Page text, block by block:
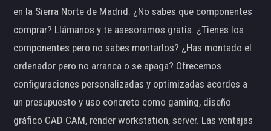
en la Sierra Norte de Madrid. ¿No sabes que componentes
comprar? Llámanos y te asesoramos gratis. ¿Tienes los
componentes pero no sabes montarlos? ¿Has montado el
ordenador pero no arranca o se apaga? Ofrecemos
configuraciones personalizadas y optimizadas acordes a
un presupuesto y uso concreto como gaming, diseño
gráfico CAD CAM, render workstation, server. Las ventajas